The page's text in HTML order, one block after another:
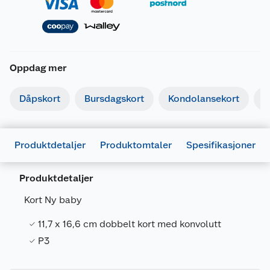
Oppdag mer
Dåpskort Bursdagskort Kondolansekort
Produktdetaljer Produktomtaler Spesifikasjoner
Produktdetaljer
Kort Ny baby
11,7 x 16,6 cm dobbelt kort med konvolutt
P3
Forpakningsmål